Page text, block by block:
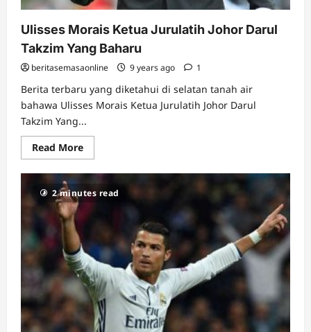
Ulisses Morais Ketua Jurulatih Johor Darul
Takzim Yang Baharu
beritasemasaonline 9 years ago 1
Berita terbaru yang diketahui di selatan tanah air
bahawa Ulisses Morais Ketua Jurulatih Johor Darul
Takzim Yang...
Read MoreRead
more
Ulisses
Morais
Ketua
Jurulatih
Johor
Darul
Yang
Baharu
2 minutes read